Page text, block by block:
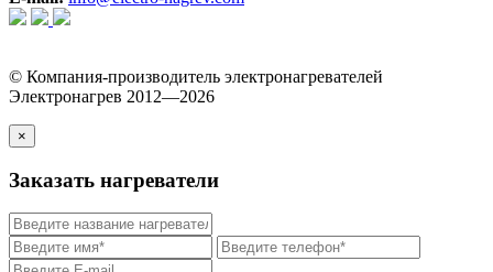
© Компания-производитель электронагревателей
Электронагрев 2012—2026
×
Заказать нагреватели